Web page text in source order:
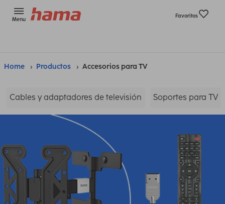
Menu
Favoritos
Home Productos Accesorios para TV
Cables y adaptadores de televisión Soportes para TV